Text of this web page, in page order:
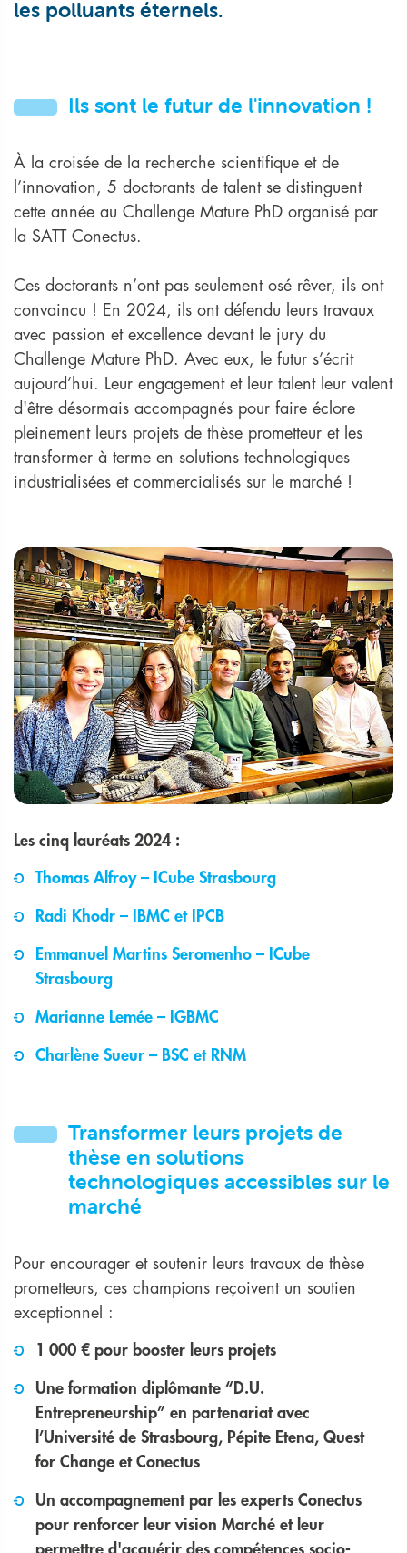
les polluants éternels.
Ils sont le futur de l'innovation !
À la croisée de la recherche scientifique et de
l’innovation, 5 doctorants de talent se distinguent
cette année au Challenge Mature PhD organisé par
la SATT Conectus.
Ces doctorants n’ont pas seulement osé rêver, ils ont
convaincu ! En 2024, ils ont défendu leurs travaux
avec passion et excellence devant le jury du
Challenge Mature PhD. Avec eux, le futur s’écrit
aujourd’hui. Leur engagement et leur talent leur valent
d'être désormais accompagnés pour faire éclore
pleinement leurs projets de thèse prometteur et les
transformer à terme en solutions technologiques
industrialisées et commercialisés sur le marché !
Les cinq lauréats 2024 :
Thomas Alfroy – ICube Strasbourg
Radi Khodr – IBMC et IPCB
Emmanuel Martins Seromenho – ICube
Strasbourg
Marianne Lemée – IGBMC
Charlène Sueur – BSC et RNM
Transformer leurs projets de
thèse en solutions
technologiques accessibles sur le
marché
Pour encourager et soutenir leurs travaux de thèse
prometteurs, ces champions reçoivent un soutien
exceptionnel :
1 000 € pour booster leurs projets
Une formation diplômante “D.U.
Entrepreneurship” en partenariat avec
l’Université de Strasbourg, Pépite Etena, Quest
for Change et Conectus
Un accompagnement par les experts Conectus
pour renforcer leur vision Marché et leur
permettre d'acquérir des compétences socio-